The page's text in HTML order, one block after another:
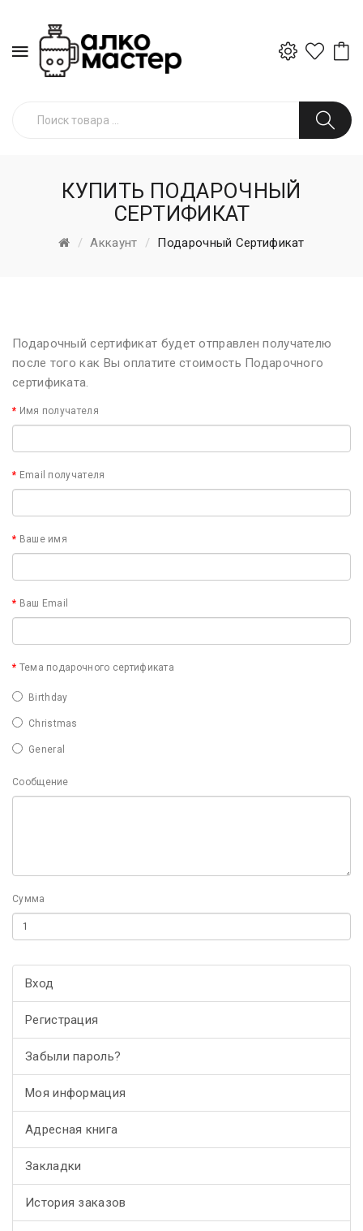
КУПИТЬ ПОДАРОЧНЫЙ
СЕРТИФИКАТ
Аккаунт Подарочный Сертификат
Подарочный сертификат будет отправлен получателю
после того как Вы оплатите стоимость Подарочного
сертификата.
Имя получателя
Email получателя
Ваше имя
Ваш Email
Тема подарочного сертификата
Birthday
Christmas
General
Сообщение
Сумма
Вход
Регистрация
Забыли пароль?
Моя информация
Адресная книга
Закладки
История заказов